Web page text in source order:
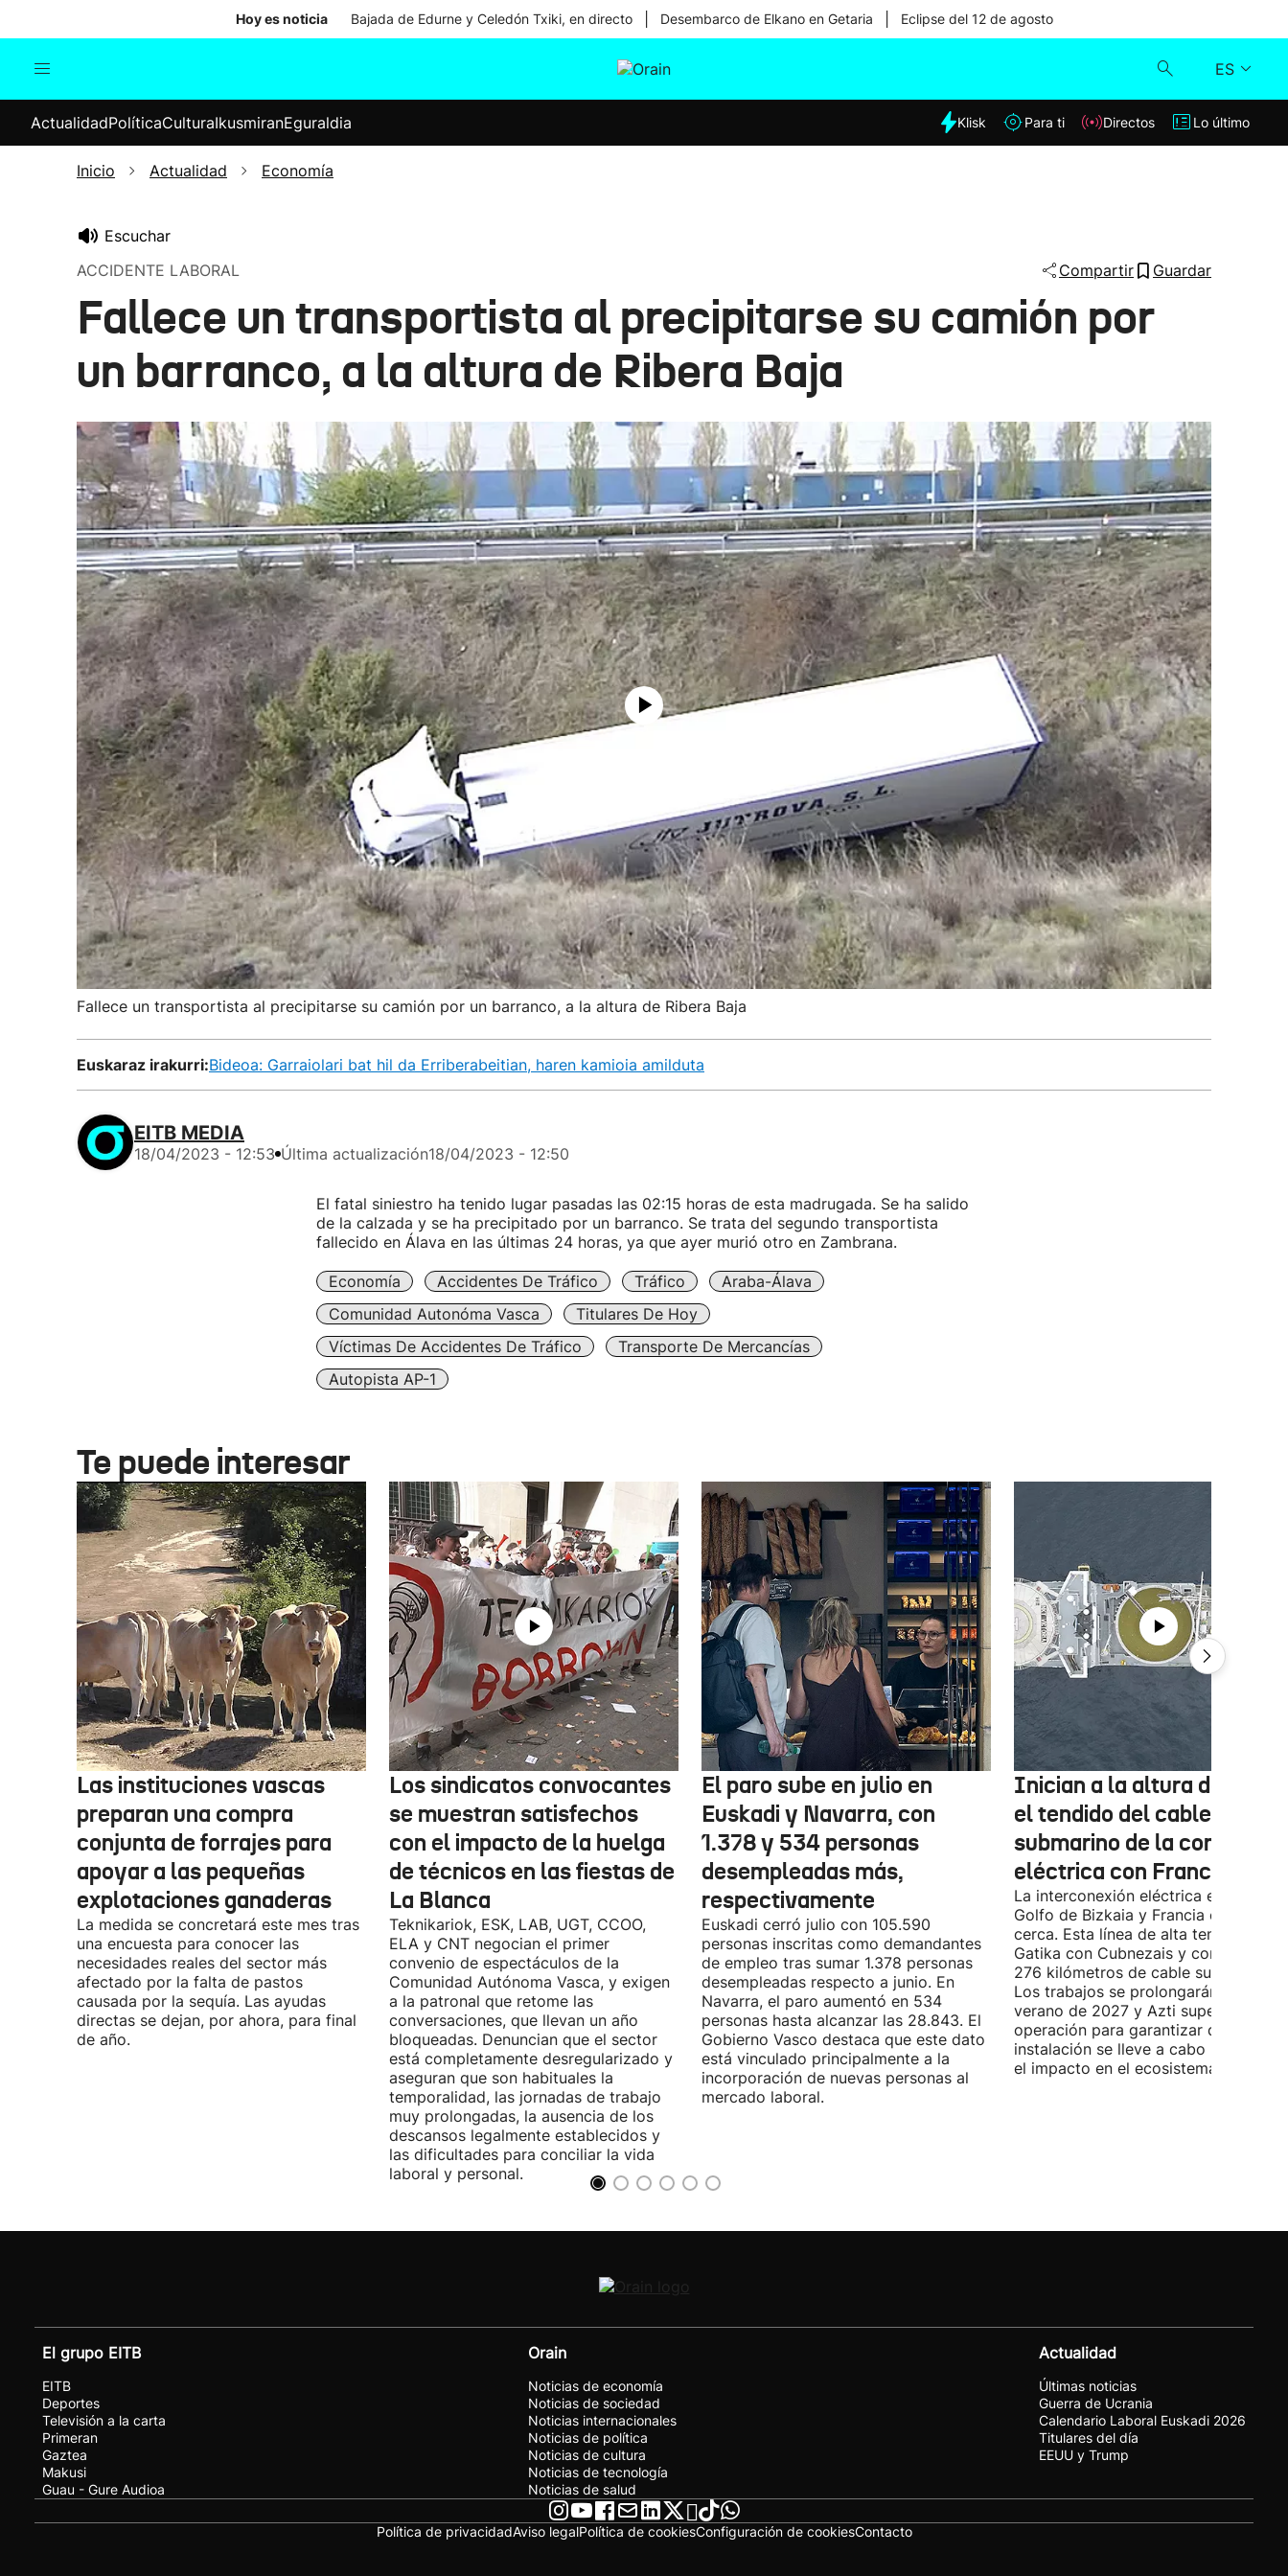
Hoy es noticia Bajada de Edurne y Celedón Txiki, en directo Desembarco de Elkano en Getaria Eclipse del 12 de agosto
ES
Internacional
Elecciones
Klisk
ActualidadPolíticaCulturaIkusmiranEguraldia Klisk Para ti Directos Lo último
Inicio Actualidad Economía
Escuchar
ACCIDENTE LABORAL
Compartir Guardar
Fallece un transportista al precipitarse su camión por
un barranco, a la altura de Ribera Baja
Fallece un transportista al precipitarse su camión por un barranco, a la altura de Ribera Baja
Euskaraz irakurri:Bideoa: Garraiolari bat hil da Erriberabeitian, haren kamioia amilduta
EITB MEDIA
18/04/2023 - 12:53 Última actualización18/04/2023 - 12:50
El fatal siniestro ha tenido lugar pasadas las 02:15 horas de esta madrugada. Se ha salido
de la calzada y se ha precipitado por un barranco. Se trata del segundo transportista
fallecido en Álava en las últimas 24 horas, ya que ayer murió otro en Zambrana.
Economía Accidentes De Tráfico Tráfico
Araba-Álava
Comunidad Autonóma Vasca
Titulares De Hoy
Víctimas De Accidentes De Tráfico
Transporte De Mercancías
Autopista AP-1
Te puede interesar
Las instituciones vascas
preparan una compra
conjunta de forrajes para
apoyar a las pequeñas
explotaciones ganaderas
La medida se concretará este mes tras
una encuesta para conocer las
necesidades reales del sector más
afectado por la falta de pastos
causada por la sequía. Las ayudas
directas se dejan, por ahora, para final
de año.
Los sindicatos convocantes
se muestran satisfechos
con el impacto de la huelga
de técnicos en las fiestas de
La Blanca
Teknikariok, ESK, LAB, UGT, CCOO,
ELA y CNT negocian el primer
convenio de espectáculos de la
Comunidad Autónoma Vasca, y exigen
a la patronal que retome las
conversaciones, que llevan un año
bloqueadas. Denuncian que el sector
está completamente desregularizado y
aseguran que son habituales la
temporalidad, las jornadas de trabajo
muy prolongadas, la ausencia de los
descansos legalmente establecidos y
las dificultades para conciliar la vida
laboral y personal.
El paro sube en julio en
Euskadi y Navarra, con
1.378 y 534 personas
desempleadas más,
respectivamente
Euskadi cerró julio con 105.590
personas inscritas como demandantes
de empleo tras sumar 1.378 personas
desempleadas respecto a junio. En
Navarra, el paro aumentó en 534
personas hasta alcanzar las 28.843. El
Gobierno Vasco destaca que este dato
está vinculado principalmente a la
incorporación de nuevas personas al
mercado laboral.
Inician a la altura de
el tendido del cable
submarino de la conexión
eléctrica con Francia
La interconexión eléctrica entre el
Golfo de Bizkaia y Francia está más
cerca. Esta línea de alta tensión unirá
Gatika con Cubnezais y contará con
276 kilómetros de cable submarino.
Los trabajos se prolongarán hasta
verano de 2027 y Azti supervisará la
operación para garantizar que la
instalación se lleve a cabo
el impacto en el ecosistema marino.
El grupo EITB
EITB
Deportes
Televisión a la carta
Primeran
Gaztea
Makusi
Guau - Gure Audioa
Orain
Noticias de economía
Noticias de sociedad
Noticias internacionales
Noticias de política
Noticias de cultura
Noticias de tecnología
Noticias de salud
Actualidad
Últimas noticias
Guerra de Ucrania
Calendario Laboral Euskadi 2026
Titulares del día
EEUU y Trump
Política de privacidadAviso legalPolítica de cookiesConfiguración de cookiesContacto